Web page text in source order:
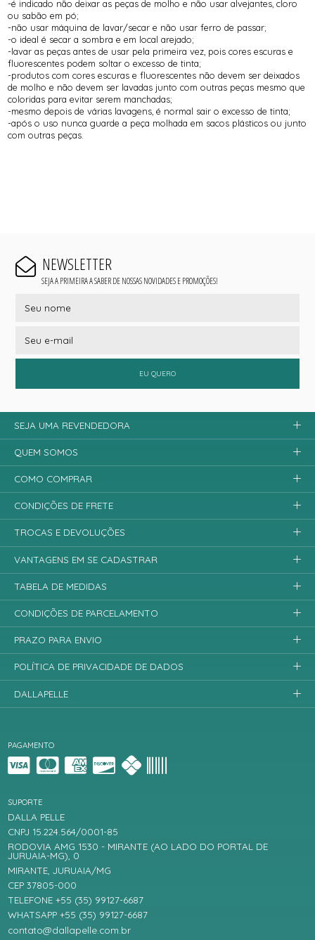
-é indicado não deixar as peças de molho e não usar alvejantes, cloro
ou sabão em pó;
-não usar máquina de lavar/secar e não usar ferro de passar;
-o ideal é secar a sombra e em local arejado;
-lavar as peças antes de usar pela primeira vez, pois cores escuras e
fluorescentes podem soltar o excesso de tinta;
-produtos com cores escuras e fluorescentes não devem ser deixados
de molho e não devem ser lavadas junto com outras peças mesmo que
coloridas para evitar serem manchadas;
-mesmo depois de várias lavagens, é normal sair o excesso de tinta;
-após o uso nunca guarde a peça molhada em sacos plásticos ou junto
com outras peças.
NEWSLETTER
SEJA A PRIMEIRA A SABER DE NOSSAS NOVIDADES E PROMOÇÕES!
EU QUERO
PAGAMENTO
SUPORTE
DALLA PELLE
CNPJ 15.224.564/0001-85
RODOVIA AMG 1530 - MIRANTE (AO LADO DO PORTAL DE
JURUAIA-MG), 0
MIRANTE, JURUAIA/MG
CEP 37805-000
TELEFONE +55 (35) 99127-6687
WHATSAPP +55 (35) 99127-6687
contato@dallapelle.com.br
SEJA UMA REVENDEDORA
QUEM SOMOS
COMO COMPRAR
CONDIÇÕES DE FRETE
TROCAS E DEVOLUÇÕES
VANTAGENS EM SE CADASTRAR
TABELA DE MEDIDAS
CONDIÇÕES DE PARCELAMENTO
PRAZO PARA ENVIO
POLÍTICA DE PRIVACIDADE DE DADOS
DALLAPELLE